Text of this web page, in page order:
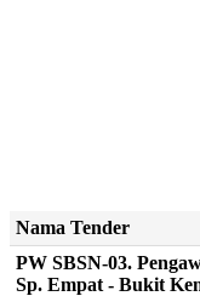
Nama Tender
PW SBSN-03.
Sp. Empat - Bukit